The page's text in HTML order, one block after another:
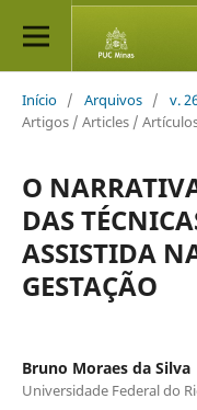
Início / Arquivos / v.
Artigos / Articles /
O
DAS
ASSISTIDA
GESTAÇÃO
Bruno Moraes da Silva
Universidade Federal do